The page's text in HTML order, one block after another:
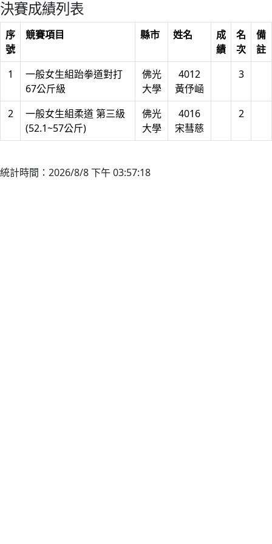
決賽成績列表
序
號
競賽項目 縣市 姓名
成
績
名
次
備
註
1
一般女生組跆拳道對打
67公斤級
佛光
大學
4012
黃伃崡
3
2
一般女生組柔道 第三級
(52.1~57公斤)
佛光
大學
4016
宋彗慈
2
統計時間：2026/8/8 下午 03:57:18